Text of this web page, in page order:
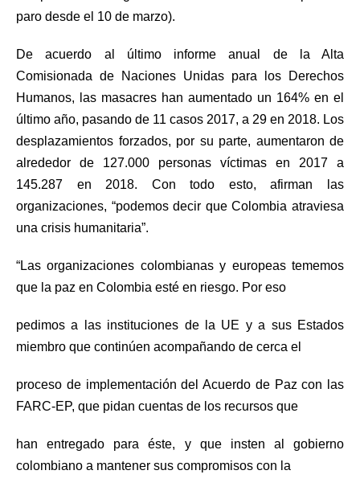
paro desde el 10 de marzo).
De acuerdo al último informe anual de la Alta
Comisionada de Naciones Unidas para los Derechos
Humanos, las masacres han aumentado un 164% en el
último año, pasando de 11 casos 2017, a 29 en 2018. Los
desplazamientos forzados, por su parte, aumentaron de
alrededor de 127.000 personas víctimas en 2017 a
145.287 en 2018. Con todo esto, afirman las
organizaciones, “podemos decir que Colombia atraviesa
una crisis humanitaria”.
“Las organizaciones colombianas y europeas tememos
que la paz en Colombia esté en riesgo. Por eso
pedimos a las instituciones de la UE y a sus Estados
miembro que continúen acompañando de cerca el
proceso de implementación del Acuerdo de Paz con las
FARC-EP, que pidan cuentas de los recursos que
han entregado para éste, y que insten al gobierno
colombiano a mantener sus compromisos con la